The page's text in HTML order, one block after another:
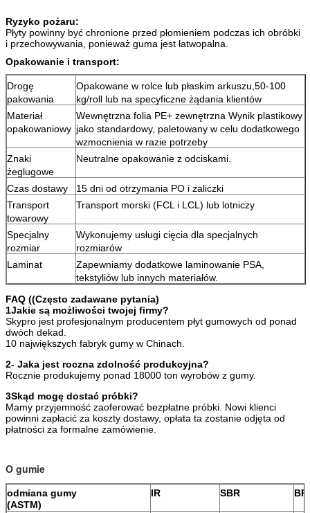
Ryzyko pożaru:
Płyty powinny być chronione przed płomieniem podczas ich obróbki
i przechowywania, ponieważ guma jest łatwopalna.
Opakowanie i transport:
Drogę
pakowania
Opakowane w rolce lub płaskim arkuszu,50-100
kg/roll lub na specyficzne żądania klientów
Materiał
opakowaniowy
Wewnętrzna folia PE+ zewnętrzna Wynik plastikowy
jako standardowy, paletowany w celu dodatkowego
wzmocnienia w razie potrzeby
Znaki
żeglugowe
Neutralne opakowanie z odciskami.
Czas dostawy
15 dni od otrzymania PO i zaliczki
Transport
towarowy
Transport morski (FCL i LCL) lub lotniczy
Specjalny
rozmiar
Wykonujemy usługi cięcia dla specjalnych
rozmiarów
Laminat
Zapewniamy dodatkowe laminowanie PSA,
tekstyliów lub innych materiałów.
FAQ ((Często zadawane pytania)
1Jakie są możliwości twojej firmy?
Skypro jest profesjonalnym producentem płyt gumowych od ponad
dwóch dekad.
10 największych fabryk gumy w Chinach.
2- Jaka jest roczna zdolność produkcyjna?
Rocznie produkujemy ponad 18000 ton wyrobów z gumy.
3Skąd mogę dostać próbki?
Mamy przyjemność zaoferować bezpłatne próbki. Nowi klienci
powinni zapłacić za koszty dostawy, opłata ta zostanie odjęta od
płatności za formalne zamówienie.
O gumie
odmiana gumy
(ASTM)
IR SBR BR